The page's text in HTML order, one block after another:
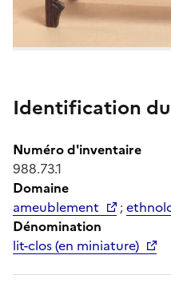
Identification
Numéro d'inventaire
988.73.1
Domaine
ameublement
;
Dénomination
lit-clos (en miniature)